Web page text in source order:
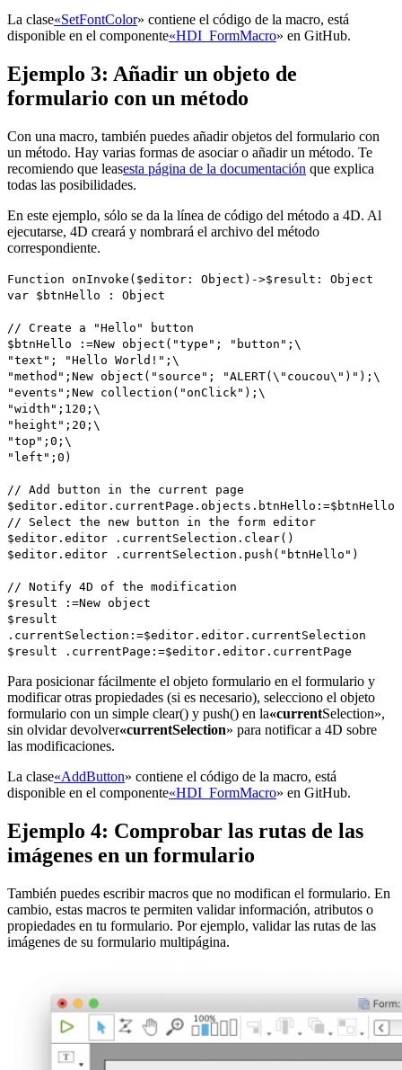
La clase«SetFontColor» contiene el código de la macro, está
disponible en el componente«HDI_FormMacro» en GitHub.
Ejemplo 3: Añadir un objeto de
formulario con un método
Con una macro, también puedes añadir objetos del formulario con
un método. Hay varias formas de asociar o añadir un método. Te
recomiendo que leasesta página de la documentación que explica
todas las posibilidades.
En este ejemplo, sólo se da la línea de código del método a 4D. Al
ejecutarse, 4D creará y nombrará el archivo del método
correspondiente.
Function onInvoke ( $editor : Object )->$result : Object
var $btnHello : Object
// Create a "Hello" button
$btnHello :=New object ("type"; "button"; \
"text"; "Hello World!"; \
"method"; New object ("source"; "ALERT(\"coucou\")"); \
"events"; New collection ("onClick"); \
"width";120; \
"height";20; \
"top";0; \
"left";0)
// Add button in the current page
$editor. editor . currentPage . objects . btnHello :=$btnHello
// Select the new button in the form editor
$editor. editor . currentSelection . clear()
$editor. editor . currentSelection . push ("btnHello")
// Notify 4D of the modification
$result :=New object
$result
. currentSelection :=$editor. editor . currentSelection
$result . currentPage :=$editor. editor . currentPage
Para posicionar fácilmente el objeto formulario en el formulario y
modificar otras propiedades (si es necesario), selecciono el objeto
formulario con un simple clear() y push() en la«currentSelection»,
sin olvidar devolver«currentSelection» para notificar a 4D sobre
las modificaciones.
La clase«AddButton» contiene el código de la macro, está
disponible en el componente«HDI_FormMacro» en GitHub.
Ejemplo 4: Comprobar las rutas de las
imágenes en un formulario
También puedes escribir macros que no modifican el formulario. En
cambio, estas macros te permiten validar información, atributos o
propiedades en tu formulario. Por ejemplo, validar las rutas de las
imágenes de su formulario multipágina.